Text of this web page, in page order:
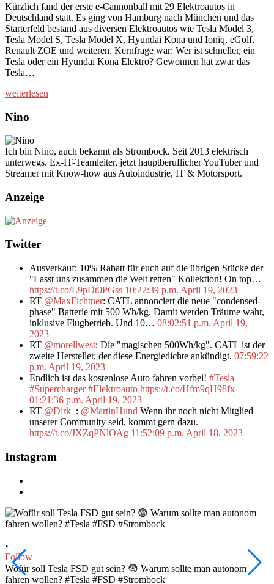
Kürzlich fand der erste e-Cannonball mit 29 Elektroautos in
Deutschland statt. Es ging von Hamburg nach München und das
Starterfeld bestand aus diversen Elektroautos wie Tesla Model 3,
Tesla Model S, Tesla Model X, Hyundai Kona und Ioniq, eGolf,
Renault ZOE und weiteren. Kernfrage war: Wer ist schneller, ein
Tesla oder ein Hyundai Kona Elektro? Gewonnen hat zwar das
Tesla…
weiterlesen
Nino
Ich bin Nino, auch bekannt als Strombock. Seit 2013 elektrisch
unterwegs. Ex-IT-Teamleiter, jetzt hauptberuflicher YouTuber und
Streamer mit Know-how aus Autoindustrie, IT & Motorsport.
Anzeige
Twitter
Ausverkauf: 10% Rabatt für euch auf die übrigen Stücke der
"Lasst uns zusammen die Welt retten" Kollektion! On top…
https://t.co/L9pDt0PGss 10:22:39 p.m. April 19, 2023
RT @MaxFichtner: CATL annonciert die neue "condensed-
phase" Batterie mit 500 Wh/kg. Damit werden Träume wahr,
inklusive Flugbetrieb. Und 10… 08:02:51 p.m. April 19,
2023
RT @morellwest: Die "magischen 500Wh/kg". CATL ist der
zweite Hersteller, der diese Energiedichte ankündigt. 07:59:22
p.m. April 19, 2023
Endlich ist das kostenlose Auto fahren vorbei! #Tesla
#Supercharger #Elektroauto https://t.co/Hfm9qH98fx
01:21:36 p.m. April 19, 2023
RT @Dirk_ : @MartinHund Wenn ihr noch nicht Mitglied
unserer Community seid, kommt gern dazu.
https://t.co/JXZqPNlOAg 11:52:09 p.m. April 18, 2023
Instagram
•
Follow
Wofür soll Tesla FSD gut sein? 😨 Warum sollte man autonom
fahren wollen? #Tesla #FSD #Strombock